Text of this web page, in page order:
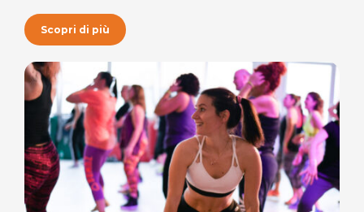
Scopri di più